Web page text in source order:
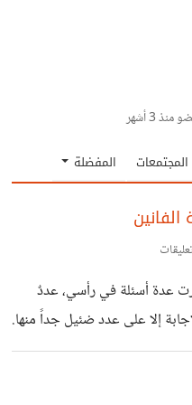
منذ3 أشهر
المجتمعات المفضلة
عدة أسئلة في رأسي، عددٌ
إلا على عدد ضئيل جداً منها.
واعتبروها تفاهةً، لكن إذا
يُجيبوا عليها؟ هل التفاهة